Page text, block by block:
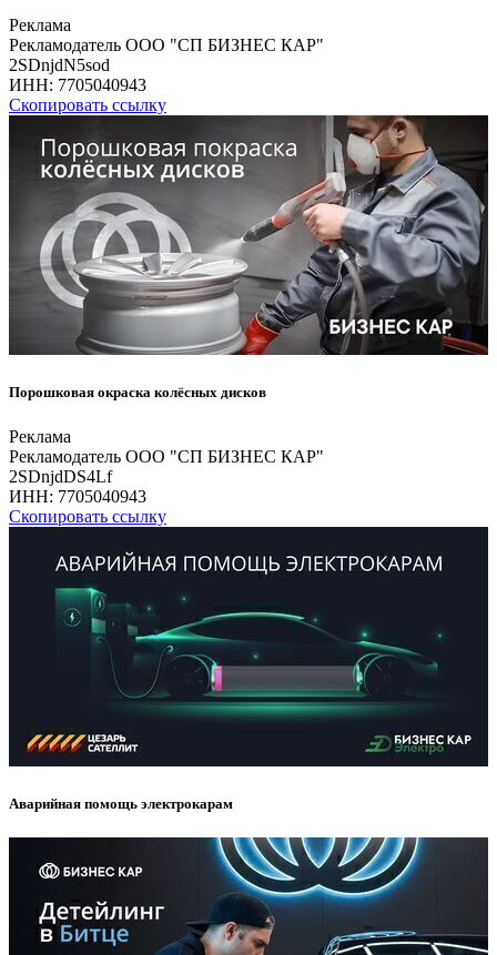
Реклама
Рекламодатель ООО "СП БИЗНЕС КАР"
2SDnjdN5sod
ИНН: 7705040943
Скопировать ссылку
Порошковая окраска колёсных дисков
Реклама
Рекламодатель ООО "СП БИЗНЕС КАР"
2SDnjdDS4Lf
ИНН: 7705040943
Скопировать ссылку
Аварийная помощь электрокарам